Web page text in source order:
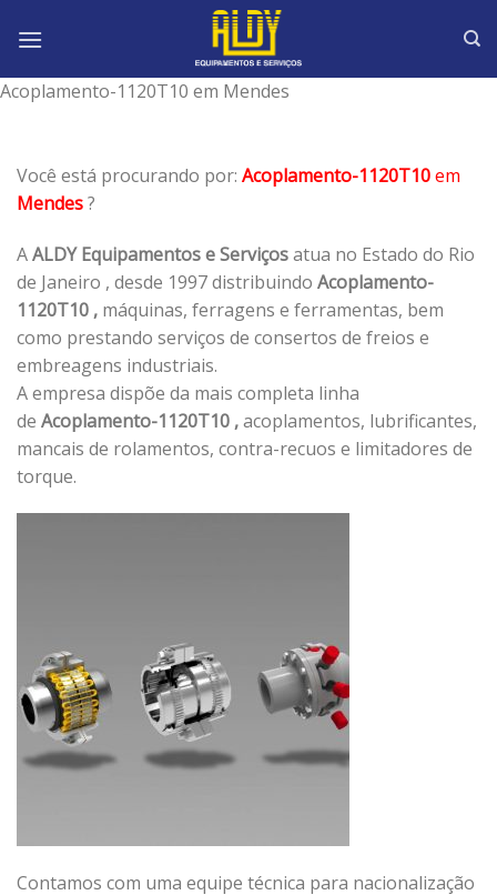
Acoplamento-1120T10 em Mendes
Você está procurando por: Acoplamento-1120T10em
Mendes?
AALDY Equipamentos e Serviçosatua no Estado do Rio
de Janeiro , desde 1997 distribuindo Acoplamento-
1120T10 , máquinas, ferragens e ferramentas, bem
como prestando serviços de consertos de freios e
embreagens industriais.
A empresa dispõe da mais completa linha
de Acoplamento-1120T10 ,acoplamentos, lubrificantes,
mancais de rolamentos, contra-recuos e limitadores de
torque.
Contamos com uma equipe técnica para nacionalização